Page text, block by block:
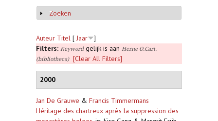
Weergeven
Zoeken
Auteur Titel [ Jaar
]
Filters: Keywordgelijk is aan Herne O.Cart.
(bibliotheca)
[Clear All Filters]
2000
Jan De Grauwe & Francis Timmermans
Héritage des chartreux après la suppression des